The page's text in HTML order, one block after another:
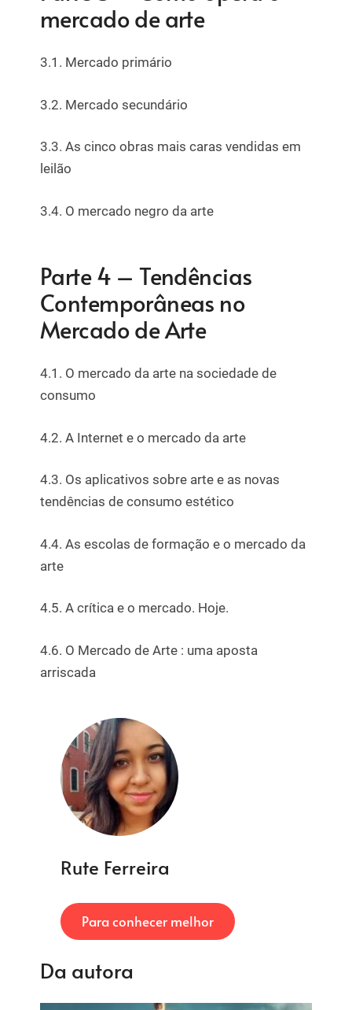
mercado de arte
3.1. Mercado primário
3.2. Mercado secundário
3.3. As cinco obras mais caras vendidas em
leilão
3.4. O mercado negro da arte
Parte 4 – Tendências
Contemporâneas no
Mercado de Arte
4.1. O mercado da arte na sociedade de
consumo
4.2. A Internet e o mercado da arte
4.3. Os aplicativos sobre arte e as novas
tendências de consumo estético
4.4. As escolas de formação e o mercado da
arte
4.5. A crítica e o mercado. Hoje.
4.6. O Mercado de Arte : uma aposta
arriscada
Rute Ferreira
Para conhecer melhor
Da autora